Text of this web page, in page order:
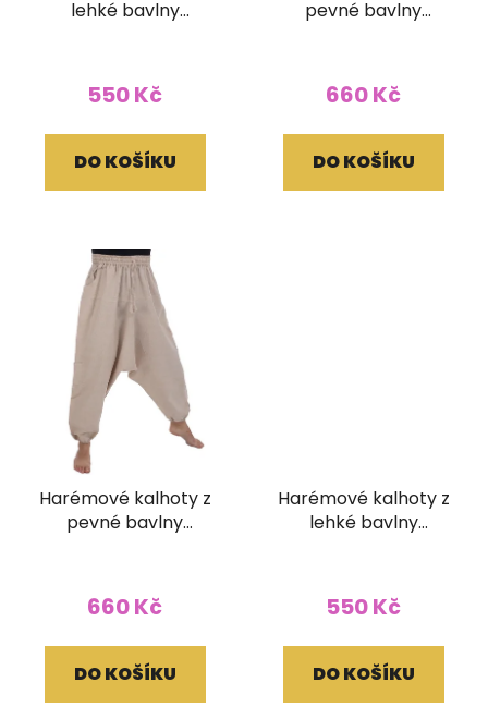
lehké bavlny
550 Kč
DO KOŠÍKU
pevné bavlny
660 Kč
DO KOŠÍKU
Harémové kalhoty z
pevné bavlny
660 Kč
DO KOŠÍKU
Harémové kalhoty z
lehké bavlny
550 Kč
DO KOŠÍKU